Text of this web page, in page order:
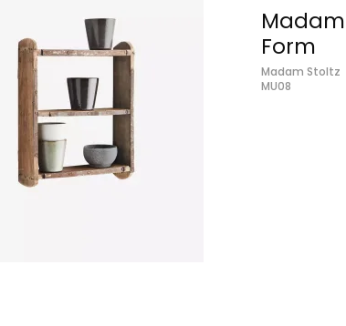
Form
Madam Stoltz
MU08